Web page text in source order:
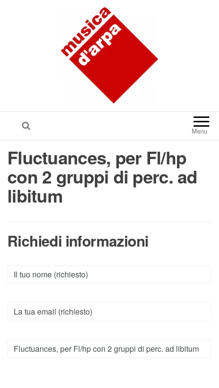
Menu
Fluctuances, per Fl/hp
con 2 gruppi di perc. ad
libitum
Richiedi informazioni